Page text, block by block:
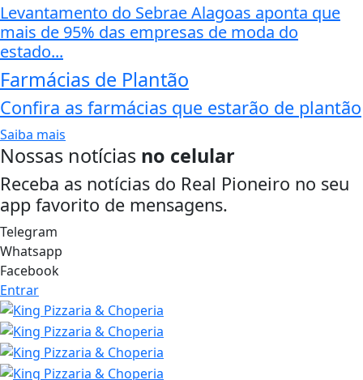
Levantamento do Sebrae Alagoas aponta que
mais de 95% das empresas de moda do
estado...
Farmácias de Plantão
Confira as farmácias que estarão de plantão
Saiba mais
Nossas notícias no celular
Receba as notícias do Real Pioneiro no seu
app favorito de mensagens.
Telegram
Whatsapp
Facebook
Entrar